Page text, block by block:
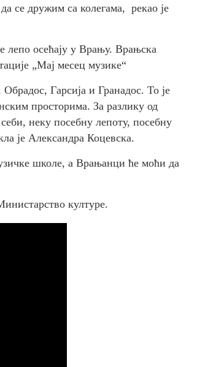
се дружим са колегама, рекао је
лепо осећају у Врању. Врањска
„Мај месец музике“
Гарсија и Гранадос. То је
просторима. За разлику од
неку посебну лепоту, посебну
је Александра Коцевска.
школе, а Врањанци ће моћи да
културе.